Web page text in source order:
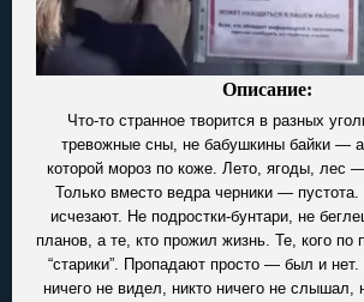
Описание:
Что-то странное творится в разных
тревожные сны, не бабушкины байки — а
которой мороз по коже. Лето, ягоды, лес
Только вместо ведра черники —
исчезают. Не подростки-бунтари, не
планов, а те, кто прожил жизнь. Те, кого по
“старики”. Пропадают просто — был и
ничего не видел, никто ничего не слышал,